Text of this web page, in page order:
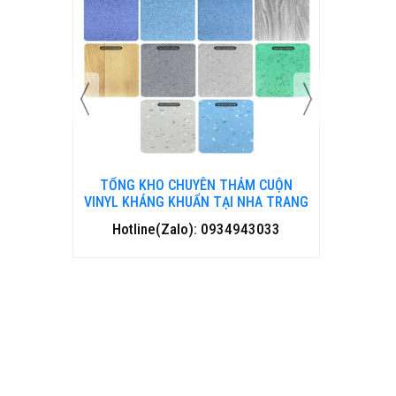
TỔNG KHO CHUYÊN THẢM CUỘN
VINYL KHÁNG KHUẨN TẠI NHA TRANG
Hotline(Zalo): 0934943033